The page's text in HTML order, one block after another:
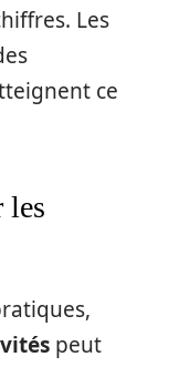
Les
ce
les
peut